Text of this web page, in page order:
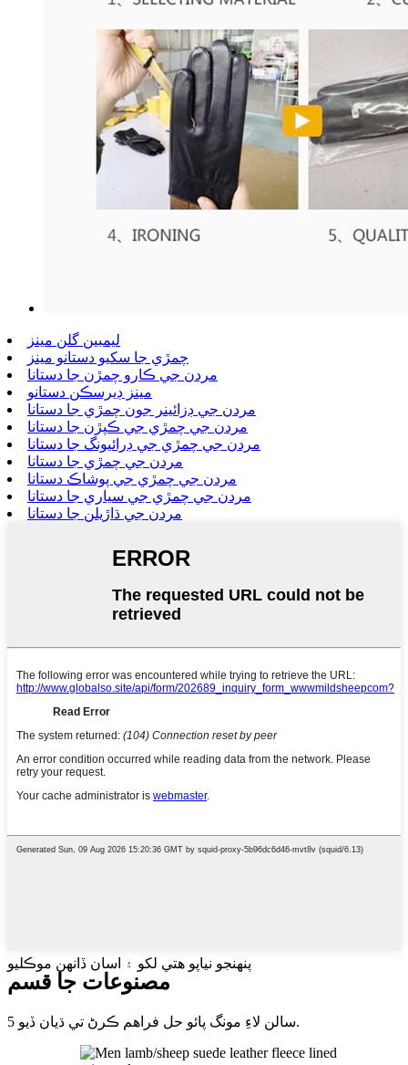
ليمبين گلن مينز
چمڙي جا سکيو دستانو مينز
مردن جي ڪارو چمڙن جا دستانا
مينز ڊيرسڪن دستانو
مردن جي ڊزائينر جون چمڙي جا دستانا
مردن جي چمڙي جي ڪپڙن جا دستانا
مردن جي چمڙي جي ڊرائيونگ جا دستانا
مردن جي چمڙي جا دستانا
مردن جي چمڙي جي پوشاڪ دستانا
مردن جي چمڙي جي سياري جا دستانا
مردن جي ڌاڙيلن جا دستانا
پنھنجو نياپو ھتي لکو ۽ اسان ڏانھن موڪليو
مصنوعات جا قسم
5 سالن لاءِ مونگ پائو حل فراهم ڪرڻ تي ڌيان ڏيو.